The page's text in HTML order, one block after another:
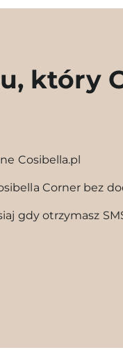
który
Cosibella.pl
Corner bez
gdy otrzymasz